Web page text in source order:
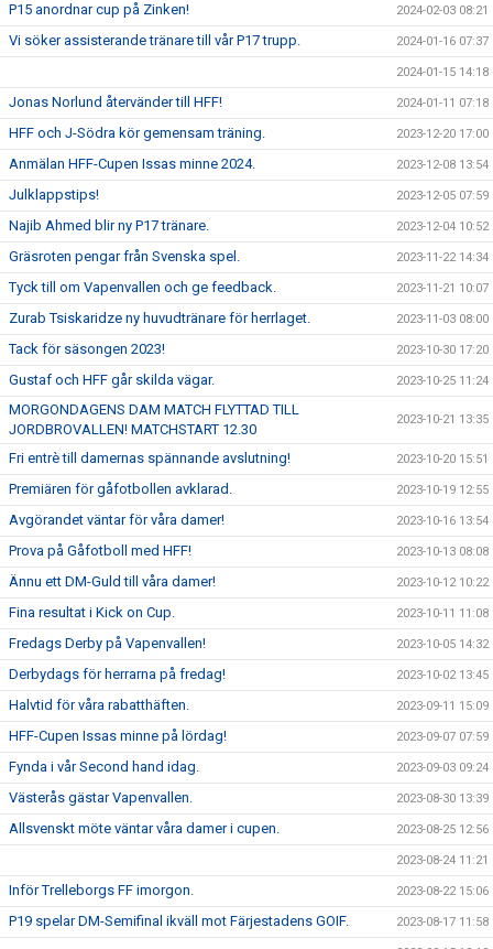
P15 anordnar cup på Zinken! 2024-02-03 08:21
Vi söker assisterande tränare till vår P17 trupp. 2024-01-16 07:37
2024-01-15 14:18
Jonas Norlund återvänder till HFF! 2024-01-11 07:18
HFF och J-Södra kör gemensam träning. 2023-12-20 17:00
Anmälan HFF-Cupen Issas minne 2024. 2023-12-08 13:54
Julklappstips! 2023-12-05 07:59
Najib Ahmed blir ny P17 tränare. 2023-12-04 10:52
Gräsroten pengar från Svenska spel. 2023-11-22 14:34
Tyck till om Vapenvallen och ge feedback. 2023-11-21 10:07
Zurab Tsiskaridze ny huvudtränare för herrlaget. 2023-11-03 08:00
Tack för säsongen 2023! 2023-10-30 17:20
Gustaf och HFF går skilda vägar. 2023-10-25 11:24
MORGONDAGENS DAM MATCH FLYTTAD TILL
JORDBROVALLEN! MATCHSTART 12.30
2023-10-21 13:35
Fri entrè till damernas spännande avslutning! 2023-10-20 15:51
Premiären för gåfotbollen avklarad. 2023-10-19 12:55
Avgörandet väntar för våra damer! 2023-10-16 13:54
Prova på Gåfotboll med HFF! 2023-10-13 08:08
Ännu ett DM-Guld till våra damer! 2023-10-12 10:22
Fina resultat i Kick on Cup. 2023-10-11 11:08
Fredags Derby på Vapenvallen! 2023-10-05 14:32
Derbydags för herrarna på fredag! 2023-10-02 13:45
Halvtid för våra rabatthäften. 2023-09-11 15:09
HFF-Cupen Issas minne på lördag! 2023-09-07 07:59
Fynda i vår Second hand idag. 2023-09-03 09:24
Västerås gästar Vapenvallen. 2023-08-30 13:39
Allsvenskt möte väntar våra damer i cupen. 2023-08-25 12:56
2023-08-24 11:21
Inför Trelleborgs FF imorgon. 2023-08-22 15:06
P19 spelar DM-Semifinal ikväll mot Färjestadens GOIF. 2023-08-17 11:58